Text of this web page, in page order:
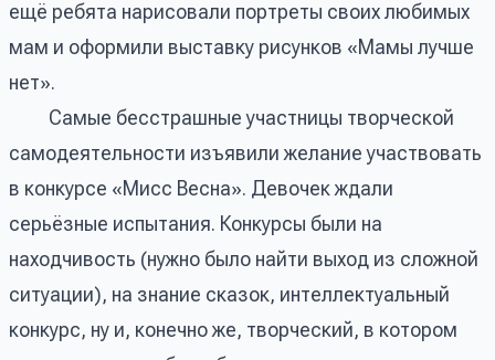
ещё ребята нарисовали портреты своих любимых
мам и оформили выставку рисунков «Мамы лучше
нет».
Самые бесстрашные участницы творческой
самодеятельности изъявили желание участвовать
в конкурсе «Мисс Весна». Девочек ждали
серьёзные испытания. Конкурсы были на
находчивость (нужно было найти выход из сложной
ситуации), на знание сказок, интеллектуальный
конкурс, ну и, конечно же, творческий, в котором